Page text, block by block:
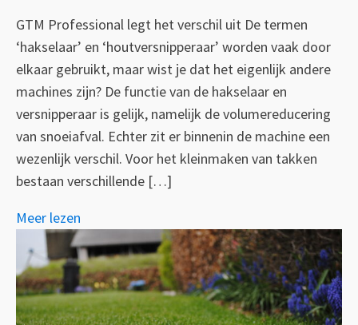
GTM Professional legt het verschil uit De termen
‘hakselaar’ en ‘houtversnipperaar’ worden vaak door
elkaar gebruikt, maar wist je dat het eigenlijk andere
machines zijn? De functie van de hakselaar en
versnipperaar is gelijk, namelijk de volumereducering
van snoeiafval. Echter zit er binnenin de machine een
wezenlijk verschil. Voor het kleinmaken van takken
bestaan verschillende […]
Meer lezen